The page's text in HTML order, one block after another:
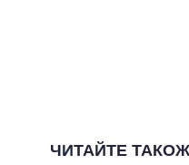
ЧИТАЙТЕ ТАКОЖ